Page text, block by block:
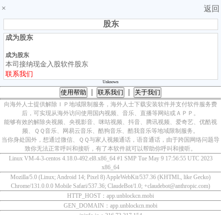
×
返回
股东
成为股东
成为股东
本司接纳现金入股软件股东
联系我们
Unknown
使用帮助 联系我们 关于我们
向海外人士提供解除ＩＰ地域限制服务，海外人士下载安装软件并支付软件服务费
后，可实现从海外访问使用国内视频、音乐、直播等网站或ＡＰＰ。
能够有效的解除央视频、央视影音、咪咕视频、抖音、腾讯视频、爱奇艺、优酷视
频、ＱＱ音乐、网易云音乐、酷狗音乐、酷我音乐等地域限制服务。
当你身处国外，想通过微信、ＱＱ与家人视频通话，语音通话，由于跨国网络问题导
致你无法正常呼叫和接听，有了本软件就可以帮助你呼叫和接听。
Linux VM-4-3-centos 4.18.0-492.el8.x86_64 #1 SMP Tue May 9 17:56:55 UTC 2023
x86_64
Mozilla/5.0 (Linux; Android 14; Pixel 8) AppleWebKit/537.36 (KHTML, like Gecko)
Chrome/131.0.0.0 Mobile Safari/537.36; ClaudeBot/1.0; +claudebot@anthropic.com)
HTTP_HOST：app.unblockcn.mobi
GEN_DOMAIN：app.unblockcn.mobi